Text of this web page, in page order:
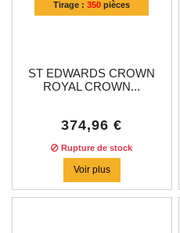
Tirage :350 pièces
ST EDWARDS CROWN
ROYAL CROWN...
374,96 €
Rupture de stock
Voir plus